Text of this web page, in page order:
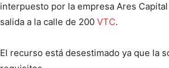
interpuesto por la empresa Ares
salida a la calle de 200 VTC.
El recurso está desestimado ya que la